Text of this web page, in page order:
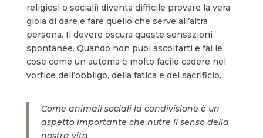
religiosi o sociali) diventa difficile provare la vera
gioia di dare e fare quello che serve all’altra
persona. Il dovere oscura queste sensazioni
spontanee. Quando non puoi ascoltarti e fai le
cose come un automa è molto facile cadere nel
vortice dell’obbligo, della fatica e del sacrificio.
Come animali sociali la condivisione è un
aspetto importante che nutre il senso della
nostra vita